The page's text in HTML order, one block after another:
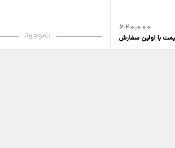
620,000
با اولین سفارش ناموجود